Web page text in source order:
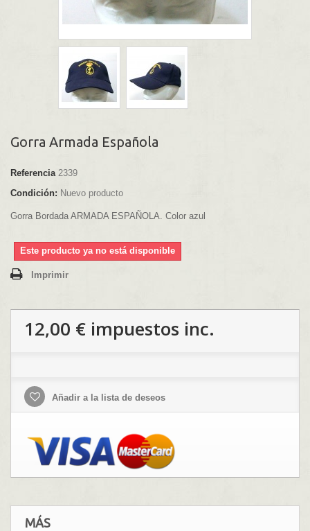
Gorra Armada Española
Referencia 2339
Condición: Nuevo producto
Gorra Bordada ARMADA ESPAÑOLA. Color azul
Este producto ya no está disponible
Imprimir
12,00 € impuestos inc.
Añadir a la lista de deseos
MÁS